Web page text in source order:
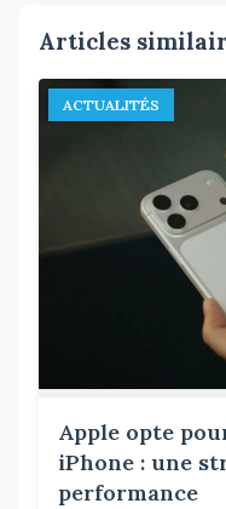
Articles
ACTUALITÉS
Apple opte
iPhone : une
performance